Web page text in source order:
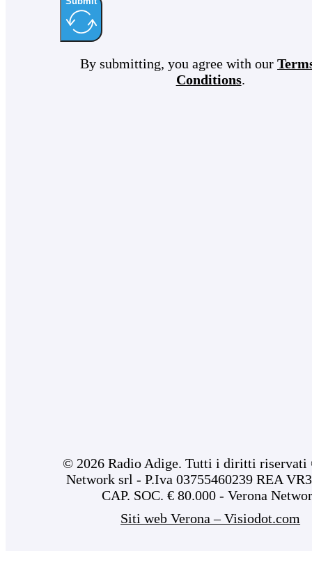
By submitting, you agree with our
Conditions.
© 2026 Radio Adige. Tutti i diritti riservati
Network srl - P.Iva 03755460239 REA
CAP. SOC. € 80.000 - Verona
Siti web Verona – Visiodot.com